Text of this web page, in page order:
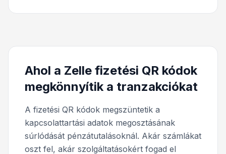
Ahol a Zelle fizetési QR kódok
megkönnyítik a tranzakciókat
A fizetési QR kódok megszüntetik a
kapcsolattartási adatok megosztásának
súrlódását pénzátutalásoknál. Akár számlákat
oszt fel, akár szolgáltatásokért fogad el